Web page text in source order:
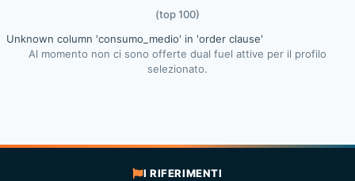
(top 100)
Unknown column 'consumo_medio' in 'order clause'
Al momento non ci sono offerte dual fuel attive per il profilo
selezionato.
I RIFERIMENTI